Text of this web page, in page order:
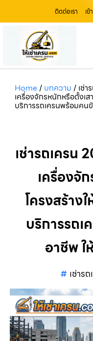
ติดต่อเรา เ
Home/ บทความ / เช่
เครื่องจักรหนักหรือตั้งเส
บริการรถเครนพร้อมคน
เช่ารถเครน
เครื่องจั
โครงสร้าง
บริการรถ
อาชีพ ใ
เช่าร